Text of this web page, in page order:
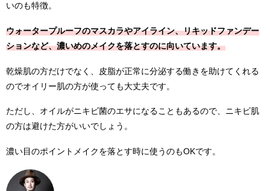
いのも特徴。
ウォータープルーフのマスカラやアイライン、リキッドファンデー
ションなど、濃いめのメイクを落とすのに向いています。
乾燥肌の方だけでなく、皮脂が正常に分泌する働きを助けてくれる
のでオイリー肌の方が使っても大丈夫です。
ただし、オイルがニキビ菌のエサになることもあるので、ニキビ肌
の方は避けた方がいいでしょう。
濃い目のポイントメイクを落とす時に使うのもOKです。